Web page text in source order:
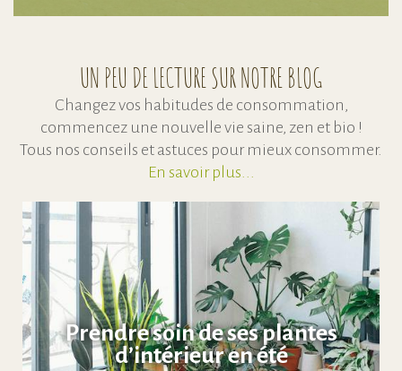
UN PEU DE LECTURE SUR NOTRE BLOG
Changez vos habitudes de consommation,
commencez une nouvelle vie saine, zen et bio !
Tous nos conseils et astuces pour mieux consommer.
En savoir plus...
Prendre soin de ses plantes
d’intérieur en été